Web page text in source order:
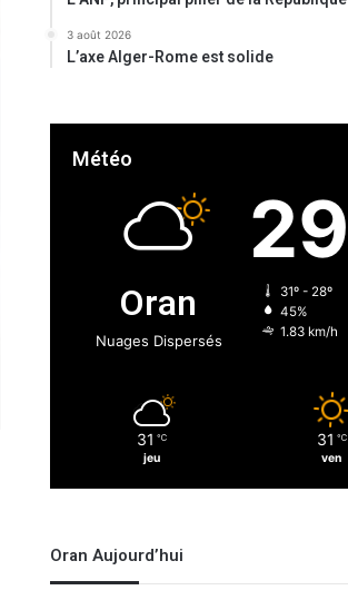
3 août 2026
L’axe Alger-Rome est solide
Météo
Oran
Nuages Dispersés
29
31º - 28º
45%
1.83 km/h
31 ℃
jeu
31 ℃
ven
Oran Aujourd’hui